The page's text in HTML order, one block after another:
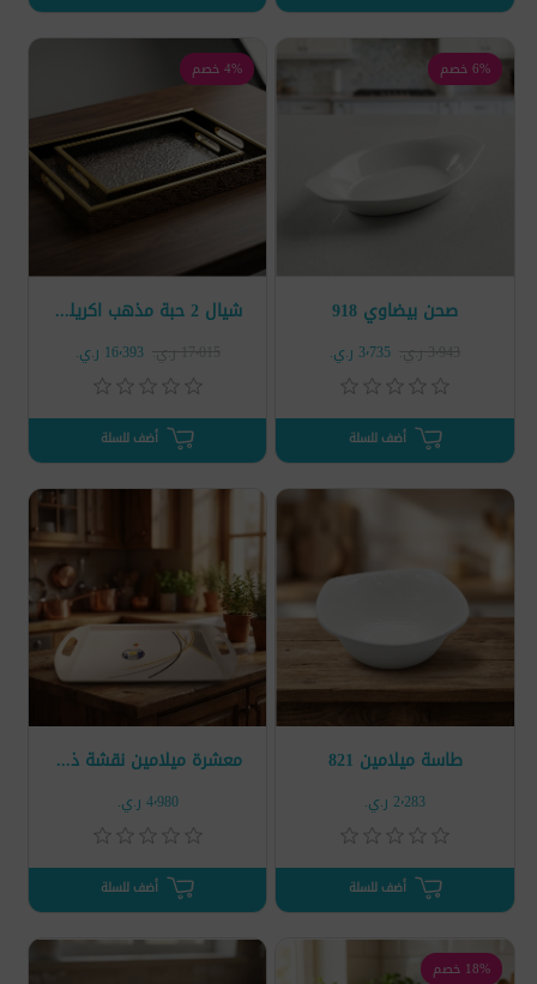
صحن بيضاوي 918
6% خصم
3٬943 ر.ي.‏ 3٬735 ر.ي.‏
أضف للسلة
شيال 2 حبة مذهب اكريليك مموج
4% خصم
17٬015 ر.ي.‏ 16٬393 ر.ي.‏
أضف للسلة
طاسة ميلامين 821
2٬283 ر.ي.‏
أضف للسلة
معشرة ميلامين نقشة ذهبي D2655
4٬980 ر.ي.‏
أضف للسلة
18% خصم